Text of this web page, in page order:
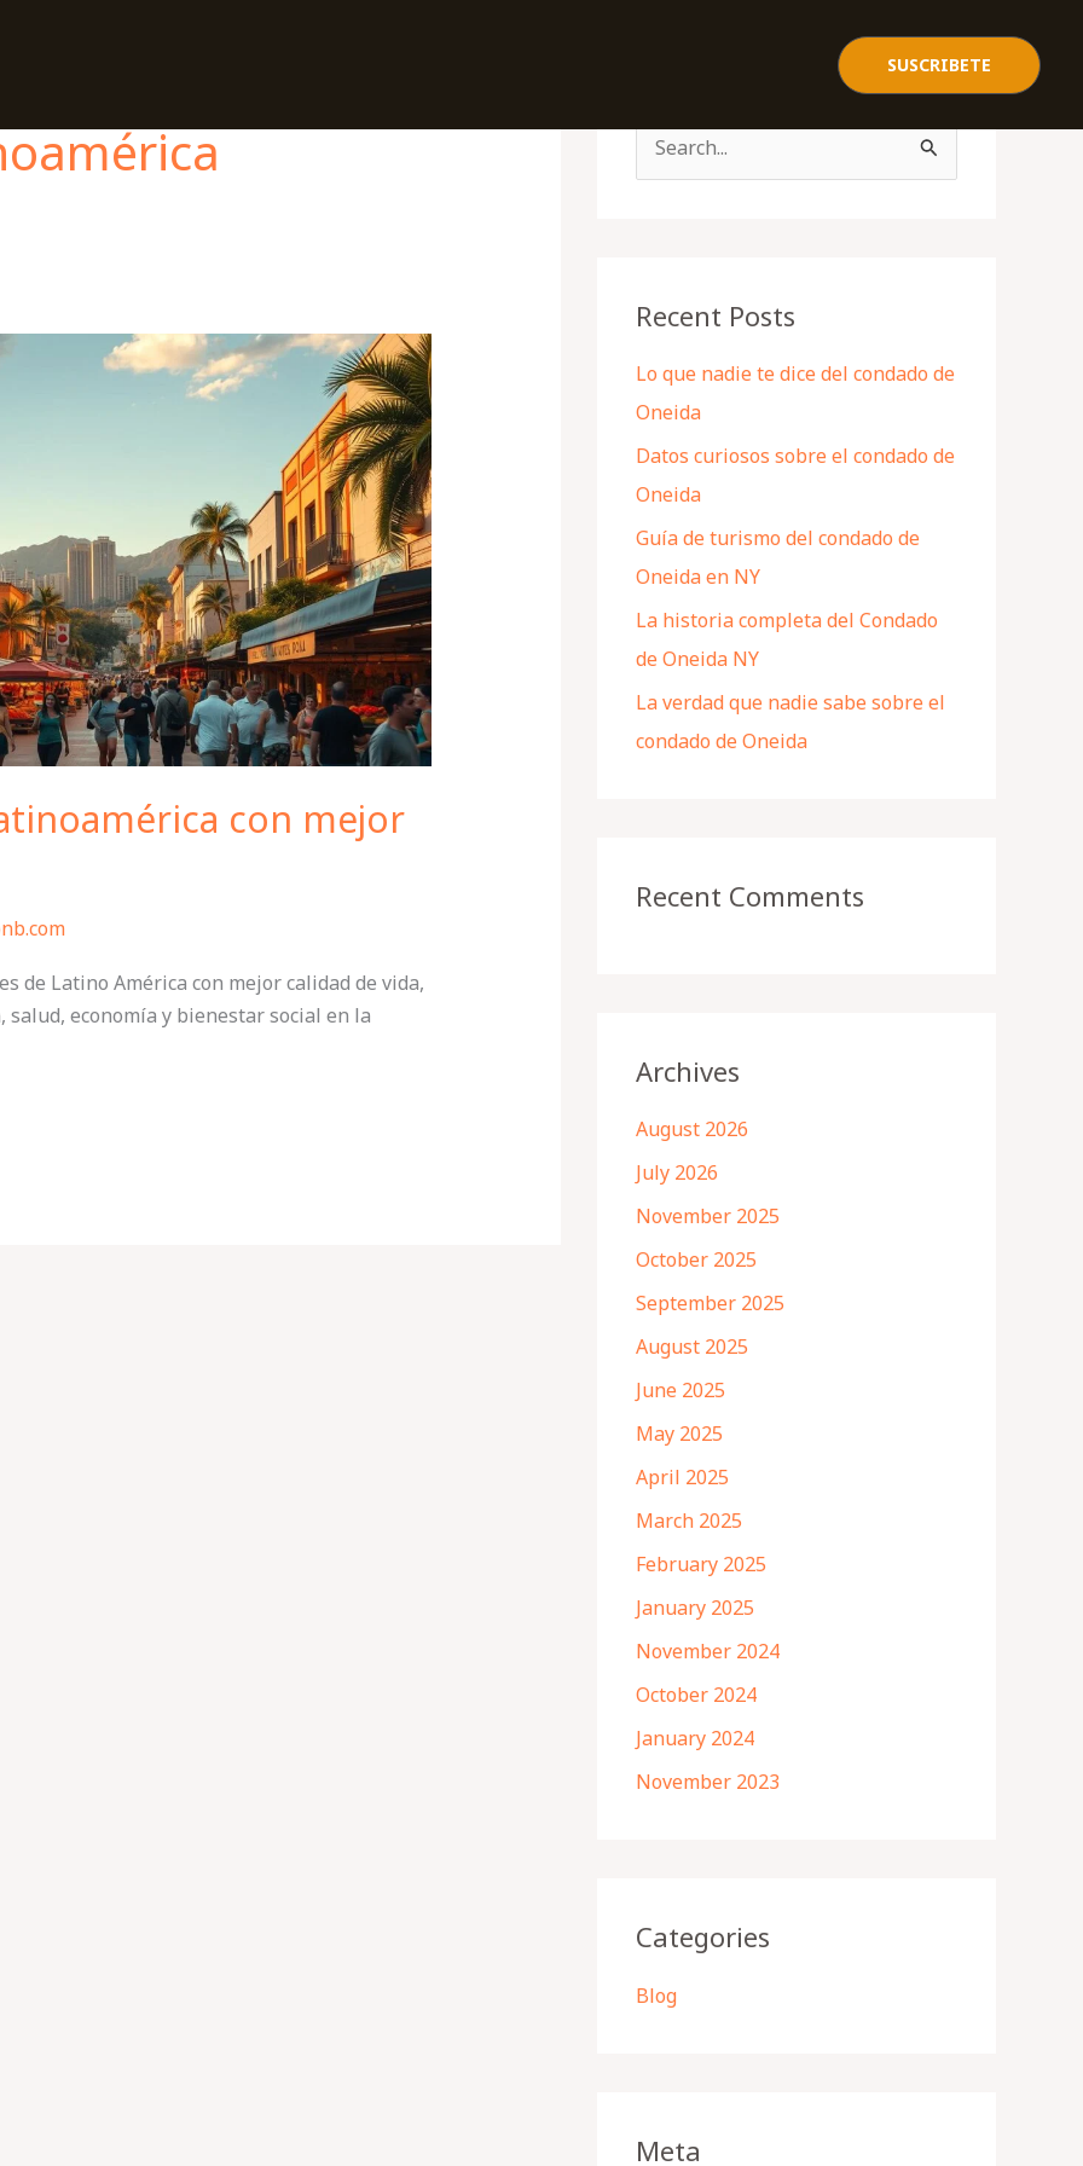
SUSCRIBETE
con mejor
de Latino América con mejor calidad de vida,
salud, economía y bienestar social en la
c
f
o
r
:
Recent Posts
Lo que nadie te dice del condado de
Oneida
Datos curiosos sobre el condado de
Oneida
Guía de turismo del condado de
Oneida en NY
La historia completa del Condado
de Oneida NY
La verdad que nadie sabe sobre el
condado de Oneida
Recent Comments
Archives
August 2026
July 2026
November 2025
October 2025
September 2025
August 2025
June 2025
May 2025
April 2025
March 2025
February 2025
January 2025
November 2024
October 2024
January 2024
November 2023
Categories
Blog
Meta